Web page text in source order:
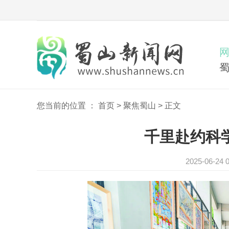
您当前的位置 ： 首页 > 聚焦蜀山 > 正文
千里赴约科
2025-06-